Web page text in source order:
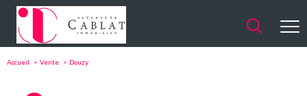
Accueil Vente Douzy